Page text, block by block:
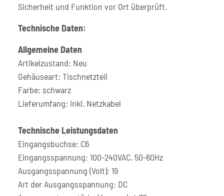
Sicherheit und Funktion vor Ort überprüft.
Technische Daten:
Allgemeine Daten
Artikelzustand: Neu
Gehäuseart: Tischnetzteil
Farbe: schwarz
Lieferumfang: inkl. Netzkabel
Technische Leistungsdaten
Eingangsbuchse: C6
Eingangsspannung: 100-240VAC, 50-60Hz
Ausgangsspannung (Volt): 19
Art der Ausgangsspannung: DC